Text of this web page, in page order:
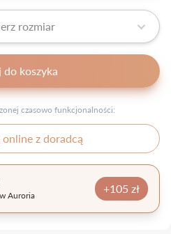
rozmiar
do koszyka
czasowo funkcjonalności:
z doradcą
Auroria +105 zł